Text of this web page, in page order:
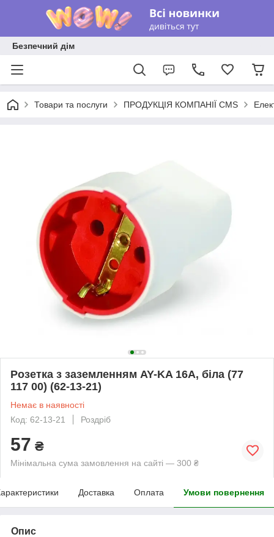
Безпечний дім
Товари та послуги ПРОДУКЦІЯ КОМПАНІЇ CMS
Розетка з заземленням AY-KA 16А, біла (77
117 00) (62-13-21)
Немає в наявності
Код: 62-13-21
Роздріб
57 ₴
Мінімальна сума замовлення на сайті — 300 ₴
Доставка Оплата Умови повернення
Опис